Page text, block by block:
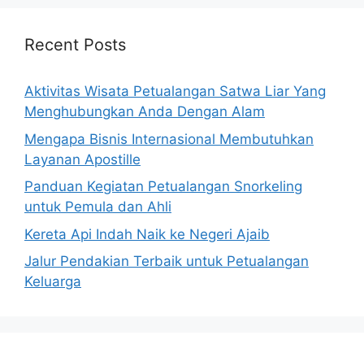
Recent Posts
Aktivitas Wisata Petualangan Satwa Liar Yang
Menghubungkan Anda Dengan Alam
Mengapa Bisnis Internasional Membutuhkan
Layanan Apostille
Panduan Kegiatan Petualangan Snorkeling
untuk Pemula dan Ahli
Kereta Api Indah Naik ke Negeri Ajaib
Jalur Pendakian Terbaik untuk Petualangan
Keluarga